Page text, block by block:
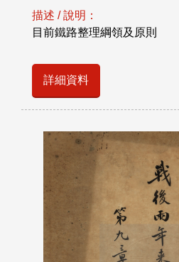
描述 / 說明：
目前鐵路整理綱領及原則
詳細資料